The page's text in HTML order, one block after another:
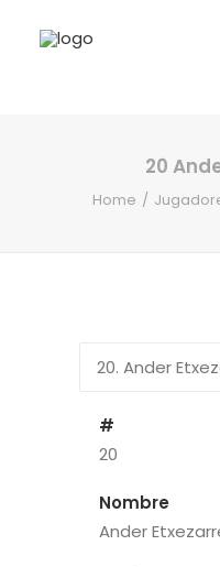
20
Home
#
20
Nombre
Ander